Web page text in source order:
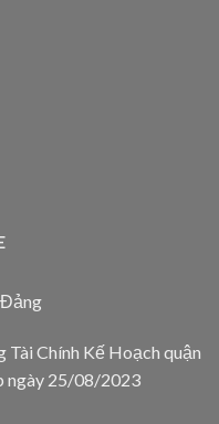
Chính Kế Hoạch quận
ngày 25/08/2023